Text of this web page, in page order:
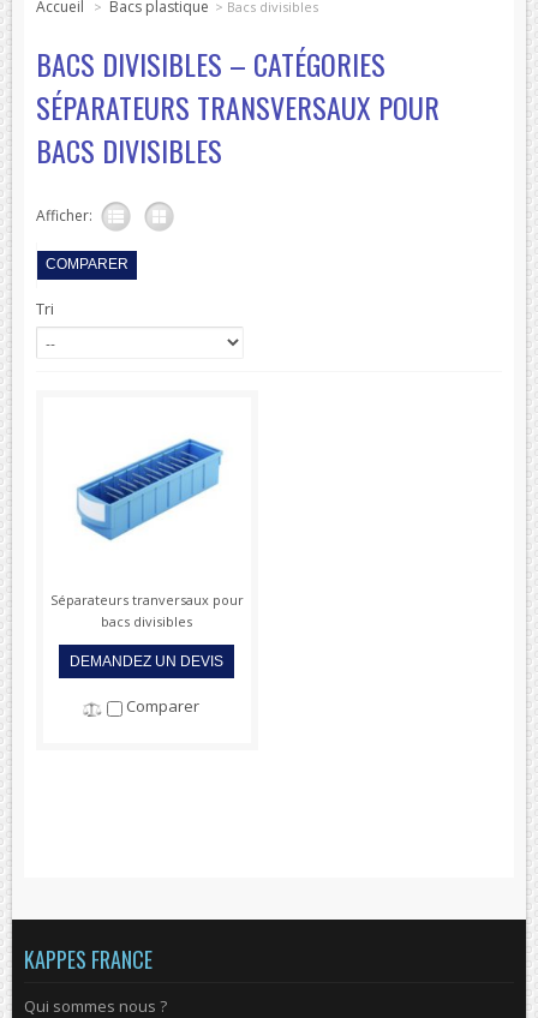
Accueil > Bacs plastique > Bacs divisibles
BACS DIVISIBLES – CATÉGORIES
SÉPARATEURS TRANSVERSAUX POUR
BACS DIVISIBLES
Afficher:
Tri
Séparateurs tranversaux pour
bacs divisibles
DEMANDEZ UN DEVIS
Comparer
KAPPES FRANCE
Qui sommes nous ?